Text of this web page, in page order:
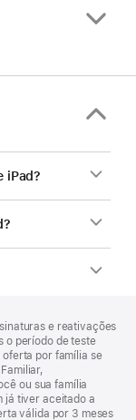
iPad?
e reativações
o período de teste
por família se
ou sua família
já tiver aceitado a
válida por 3 meses